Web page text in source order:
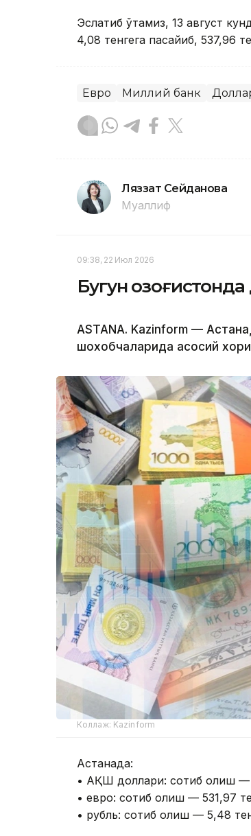
Эслатиб ўтамиз, 13 август
4,08 тенгега пасайиб, 537,96
Евро Миллий банк
Ляззат Сейданова
Муаллиф
09:38, 22 Июл 2026
Бугун
ASTANA. Kazinform —
шохобчаларида асосий
Коллаж: Kazinform
Астанада:
• АҚШ доллари: сотиб олиш —
• евро: сотиб олиш — 531,97
• рубль: сотиб олиш — 5,48